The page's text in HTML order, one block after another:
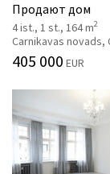
Продают дом
4 ist., 1 st., 164 m2
Carnikavas novads,
405 000 EUR